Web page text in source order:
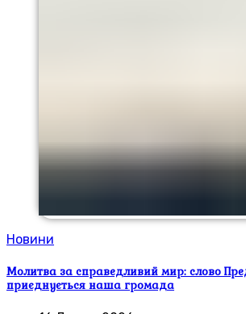
Новини
Молитва за справедливий мир: слово
приєднується наша громада